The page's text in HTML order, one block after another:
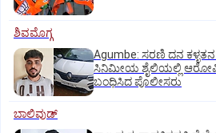
ಶಿವಮೊಗ್ಗ
Agumbe: ಸರಣಿ ದನ ಕಳ್ಳತನ
ಸಿನಿಮೀಯ ಶೈಲಿಯಲ್ಲಿ
ಬಂಧಿಸಿದ ಪೊಲೀಸರು
ಬಾಲಿವುಡ್‌